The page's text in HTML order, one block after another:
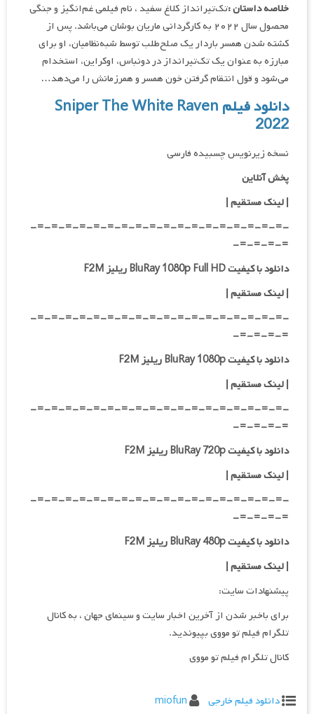
خلاصه داستان :تک‌تیرانداز کلاغ سفید ، نام فیلمی غم‌انگیز و جنگی
محصول سال ۲۰۲۲ به کارگردانی ماریان بوشان می‌باشد. پس از
کشته شدن همسر باردار یک صلح‌طلب توسط شبه‌نظامیان، او برای
مبارزه به عنوان یک تک‌تیرانداز در دونباس، اوکراین، استخدام
می‌شود و قول انتقام گرفتن خون همسر و همرزمانش را می‌دهد…
دانلود فیلم Sniper The White Raven
2022
نسخه زیرنویس چسبیده فارسی
پخش آنلاین
| لینک مستقیم|
-=-=-=-=-=-=-=-=-=-=-=-=-=-=-=-=-=-=-
=-=-=-=-
دانلود با کیفیت BluRay 1080p Full HD ریلیز F2M
|لینک مستقیم|
-=-=-=-=-=-=-=-=-=-=-=-=-=-=-=-=-=-=-
=-=-=-=-
دانلود با کیفیت BluRay 1080p ریلیز F2M
|لینک مستقیم|
-=-=-=-=-=-=-=-=-=-=-=-=-=-=-=-=-=-=-
=-=-=-=-
دانلود با کیفیت BluRay 720p ریلیز F2M
| لینک مستقیم|
-=-=-=-=-=-=-=-=-=-=-=-=-=-=-=-=-=-=-
=-=-=-=-
دانلود با کیفیت BluRay 480p ریلیز F2M
| لینک مستقیم|
پیشنهادات سایت:
برای باخبر شدن از آخرین اخبار سایت و سینمای جهان ، به کانال
تلگرام فیلم تو مووی بپیوندید.
کانال تلگرام فیلم تو مووی
دانلود فیلم خارجی
miofun